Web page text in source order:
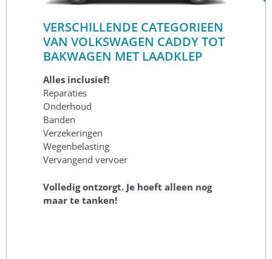
VERSCHILLENDE CATEGORIEEN
VAN VOLKSWAGEN CADDY TOT
BAKWAGEN MET LAADKLEP
Alles inclusief!
Reparaties
Onderhoud
Banden
Verzekeringen
Wegenbelasting
Vervangend vervoer
Volledig ontzorgt. Je hoeft alleen nog
maar te tanken!